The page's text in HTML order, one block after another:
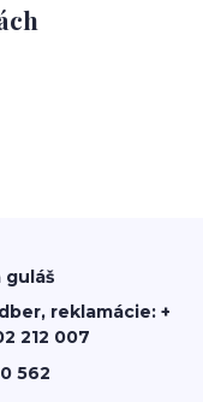
guláš
reklamácie: +
212 007
562